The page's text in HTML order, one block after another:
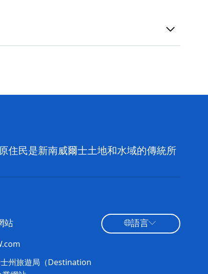
住民是新南威爾士土地和水域的傳統所
站
州旅遊局（Destination
語言